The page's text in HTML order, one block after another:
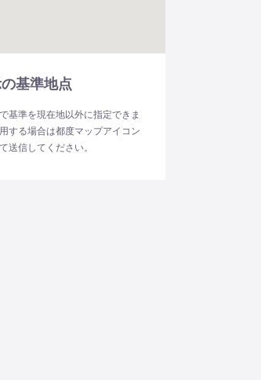
基準地点
基準を現在地以外に指定できま
する場合は都度マップアイコン
送信してください。